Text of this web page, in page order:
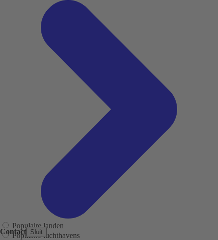
Contact Sluit
Populaire landen
Populaire luchthavens